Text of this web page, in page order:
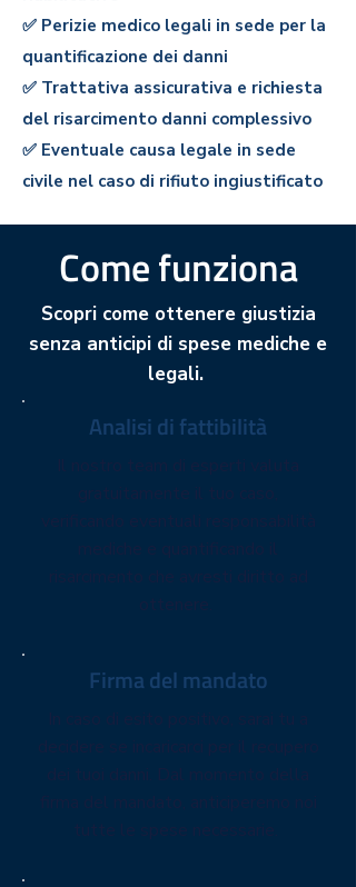
✅ Perizie medico legali in sede per la
quantificazione dei danni
✅ Trattativa assicurativa e richiesta
del risarcimento danni complessivo
✅ Eventuale causa legale in sede
civile nel caso di rifiuto ingiustificato
Come funziona
Scopri come ottenere giustizia
senza anticipi di spese mediche e
legali.
Analisi di fattibilità
Firma del mandato